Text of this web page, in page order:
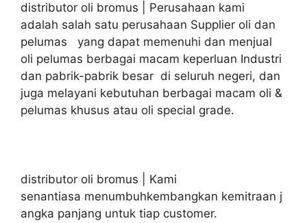
distributor oli bromus | Perusahaan kami
adalah salah satu perusahaan Supplier oli dan
pelumas yang dapat memenuhi dan menjual
oli pelumas berbagai macam keperluan Industri
dan pabrik-pabrik besar di seluruh negeri, dan
juga melayani kebutuhan berbagai macam oli &
pelumas khusus atau oli special grade.
distributor oli bromus | Kami
senantiasa menumbuhkembangkan kemitraan j
angka panjang untuk tiap customer.